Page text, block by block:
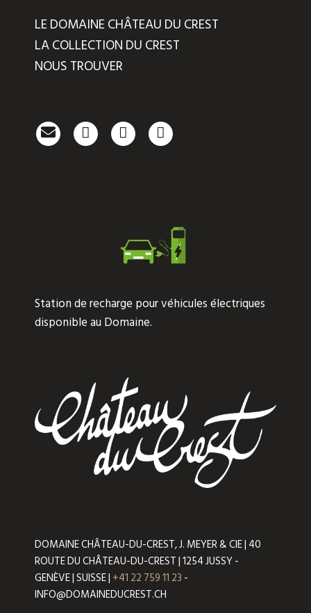
LE DOMAINE CHÂTEAU DU CREST
LA COLLECTION DU CREST
NOUS TROUVER
Station de recharge pour véhicules électriques
disponible au Domaine.
DOMAINE CHÂTEAU-DU-CREST, J. MEYER & CIE | 40
ROUTE DU CHÂTEAU-DU-CREST | 1254 JUSSY -
GENÈVE | SUISSE | +41 22 759 11 23 -
INFO@DOMAINEDUCREST.CH